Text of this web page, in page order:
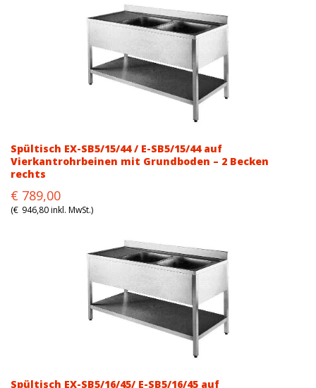
€789,00.
Spültisch EX-SB5/15/44 / E-SB5/15/44 auf
Vierkantrohrbeinen mit Grundboden – 2 Becken
rechts
Original
price
€ 789,00
price
€789,00.
(€ 946,80inkl. MwSt.)
Spültisch EX-SB5/16/45/ E-SB5/16/45 auf